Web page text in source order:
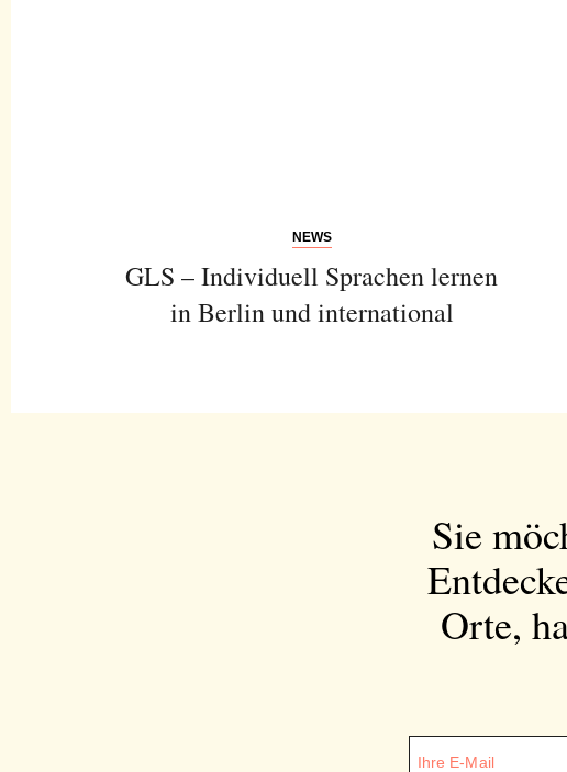
NEWS
GLS – Individuell Sprachen lernen
in Berlin und international
Sie
Orte,